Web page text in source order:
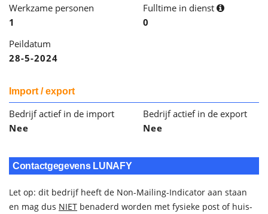
Werkzame personen
1
Fulltime in dienst
0
Peildatum
28-5-2024
Import / export
Bedrijf actief in de import
Nee
Bedrijf actief in de export
Nee
Contactgegevens LUNAFY
Let op: dit bedrijf heeft de Non-Mailing-Indicator aan staan
en mag dus NIET benaderd worden met fysieke post of huis-